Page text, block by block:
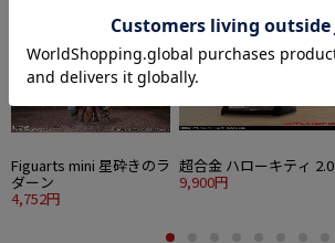
■サイズ：全長約140mm
■素材：PVC、ABS、POM、Zndc、他
©2001 石森プロ・テレビ朝日・ASATSU D.K.・東映
Figuarts mini 星砕きのラ
ダーン
4,752円
超合金 ハローキティ 2.0
9,900円